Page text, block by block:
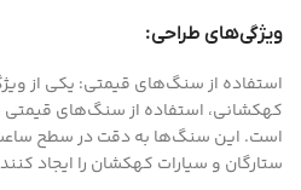
ویژگی‌های طراحی:
استفاده از سنگ‌های قیمتی: یکی از
کهکشانی، استفاده از سنگ‌های قیمتی
است. این سنگ‌ها به دقت در سطح ساعت
ستارگان و سیارات کهکشان را ایجاد